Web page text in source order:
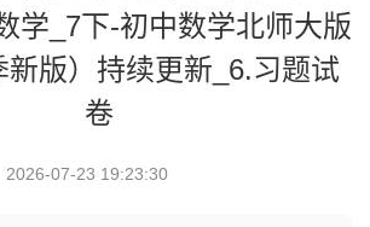
学_7下-初中数学北师大版
新版）持续更新_6.习题试
卷
2026-07-23 19:23:30